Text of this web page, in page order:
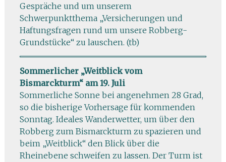
Gespräche und um unserem
Schwerpunktthema „Versicherungen und
Haftungsfragen rund um unsere Robberg-
Grundstücke“ zu lauschen. (tb)
Sommerlicher „Weitblick vom
Bismarckturm“ am 19. Juli
Sommerliche Sonne bei angenehmen 28 Grad,
so die bisherige Vorhersage für kommenden
Sonntag. Ideales Wanderwetter, um über den
Robberg zum Bismarckturm zu spazieren und
beim „Weitblick“ den Blick über die
Rheinebene schweifen zu lassen. Der Turm ist